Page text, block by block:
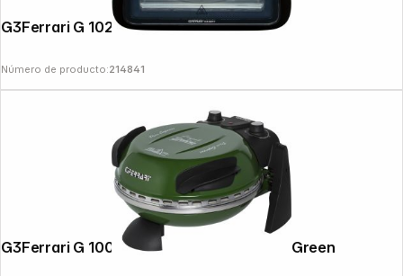
G3Ferrari G 1022500 Krispy
Número de producto:214841
G3Ferrari G 1000603 Delizia Pizzamaker Green